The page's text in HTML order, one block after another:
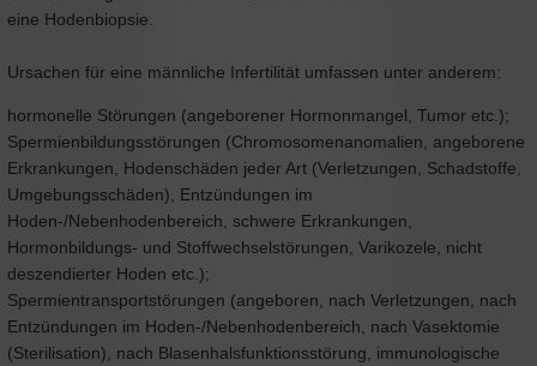
eine Hodenbiopsie.
Ursachen für eine männliche Infertilität umfassen unter anderem:
hormonelle Störungen (angeborener Hormonmangel, Tumor etc.);
Spermienbildungsstörungen (Chromosomenanomalien, angeborene
Erkrankungen, Hodenschäden jeder Art (Verletzungen, Schadstoffe,
Umgebungsschäden), Entzündungen im
Hoden-/Nebenhodenbereich, schwere Erkrankungen,
Hormonbildungs- und Stoffwechselstörungen, Varikozele, nicht
deszendierter Hoden etc.);
Spermientransportstörungen (angeboren, nach Verletzungen, nach
Entzündungen im Hoden-/Nebenhodenbereich, nach Vasektomie
(Sterilisation), nach Blasenhalsfunktionsstörung, immunologische